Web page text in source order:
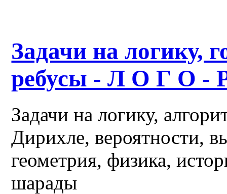
Задачи на логику,
ребусы - Л О Г О -
Задачи на логику,
Дирихле, вероятности,
геометрия, физика,
шарады